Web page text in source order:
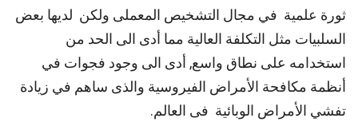
ثورة علمية في مجال التشخيص المعملى ولكن لديها بعض
السلبيات مثل التكلفة العالية مما أدى الى الحد من
استخدامه على نطاق واسع, أدى الى وجود فجوات في
أنظمة مكافحة الأمراض الفيروسية والذى ساهم في زيادة
تفشي الأمراض الوبائية فى العالم.